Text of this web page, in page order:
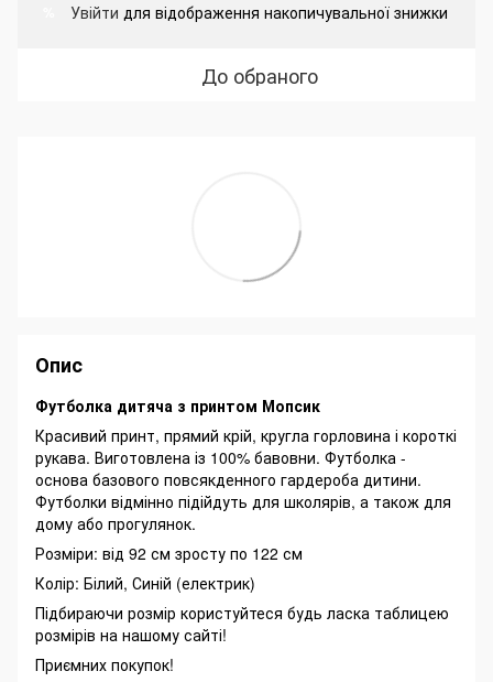
Увійти для відображення накопичувальної знижки
До обраного
Опис
Футболка дитяча з принтом Мопсик
Красивий принт, прямий крій, кругла горловина і короткі
рукава. Виготовлена із 100% бавовни. Футболка -
основа базового повсякденного гардероба дитини.
Футболки відмінно підійдуть для школярів, а також для
дому або прогулянок.
Розміри: від 92 см зросту по 122 см
Колір: Білий, Синій (електрик)
Підбираючи розмір користуйтеся будь ласка таблицею
розмірів на нашому сайті!
Приємних покупок!